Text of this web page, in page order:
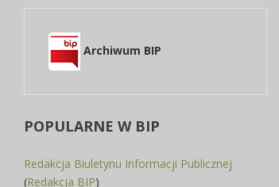
Archiwum BIP
POPULARNE W BIP
Redakcja Biuletynu Informacji Publicznej
(Redakcja BIP)